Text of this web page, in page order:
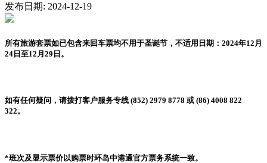
发布日期: 2024-12-19
所有旅游套票如已包含来回车票均不用于圣诞节，不适用日期：2024年12月
24日至12月29日。
如有任何疑问，请拨打客户服务专线 (852) 2979 8778 或 (86) 4008 822
322。
*班次及显示票价以购票时环岛中港通官方票务系统一致。